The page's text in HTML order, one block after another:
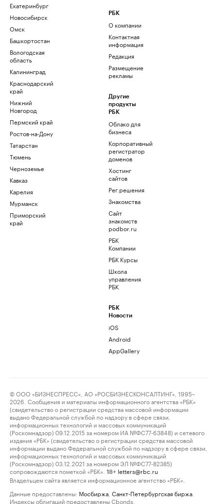
Екатеринбург
Новосибирск
Омск
Башкортостан
Вологодская
область
Калининград
Краснодарский
край
Нижний
Новгород
Пермский край
Ростов-на-Дону
Татарстан
Тюмень
Черноземье
Кавказ
Карелия
Мурманск
Приморский
край
РБК
О компании
Контактная
информация
Редакция
Размещение
рекламы
Другие
продукты
РБК
Облако для
бизнеса
Корпоративный
регистратор
доменов
Хостинг
сайтов
Рег.решения
Знакомства
Сайт
знакомств
podbor.ru
РБК
Компании
РБК Курсы
Школа
управления
РБК
РБК
Новости
iOS
Android
AppGallery
© ООО «БИЗНЕСПРЕСС», АО «РОСБИЗНЕСКОНСАЛТИНГ», 1995–
2026. Сообщения и материалы информационного агентства «РБК»
(свидетельство о регистрации средства массовой информации
выдано Федеральной службой по надзору в сфере связи,
информационных технологий и массовых коммуникаций
(Роскомнадзор) 09.12.2015 за номером ИА №ФС77-63848) и сетевого
издания «РБК» (свидетельство о регистрации средства массовой
информации выдано Федеральной службой по надзору в сфере связи,
информационных технологий и массовых коммуникаций
(Роскомнадзор) 03.12.2021 за номером ЭЛ №ФС77-82385)
сопровождаются пометкой «РБК».
18+ letters@rbc.ru
Владельцем сайта является информационное агентство «РБК».
Данные предоставлены: Мосбиржа Санкт-Петербургская биржа
Индексы облигаций предоставлены Cbonds.